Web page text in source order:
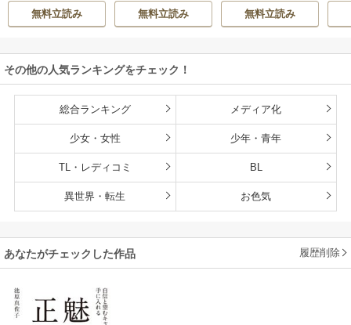
だきます
無料立読み
無料立読み
無料立読み
その他の人気ランキングをチェック！
総合ランキング メディア化
少女・女性 少年・青年
TL・レディコミ BL
異世界・転生 お色気
あなたがチェックした作品 履歴削除